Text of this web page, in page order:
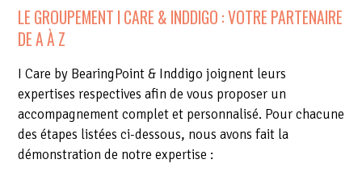
LE GROUPEMENT I CARE & INDDIGO : VOTRE PARTENAIRE
DE A À Z
I Care by BearingPoint & Inddigo joignent leurs
expertises respectives afin de vous proposer un
accompagnement complet et personnalisé. Pour chacune
des étapes listées ci-dessous, nous avons fait la
démonstration de notre expertise :